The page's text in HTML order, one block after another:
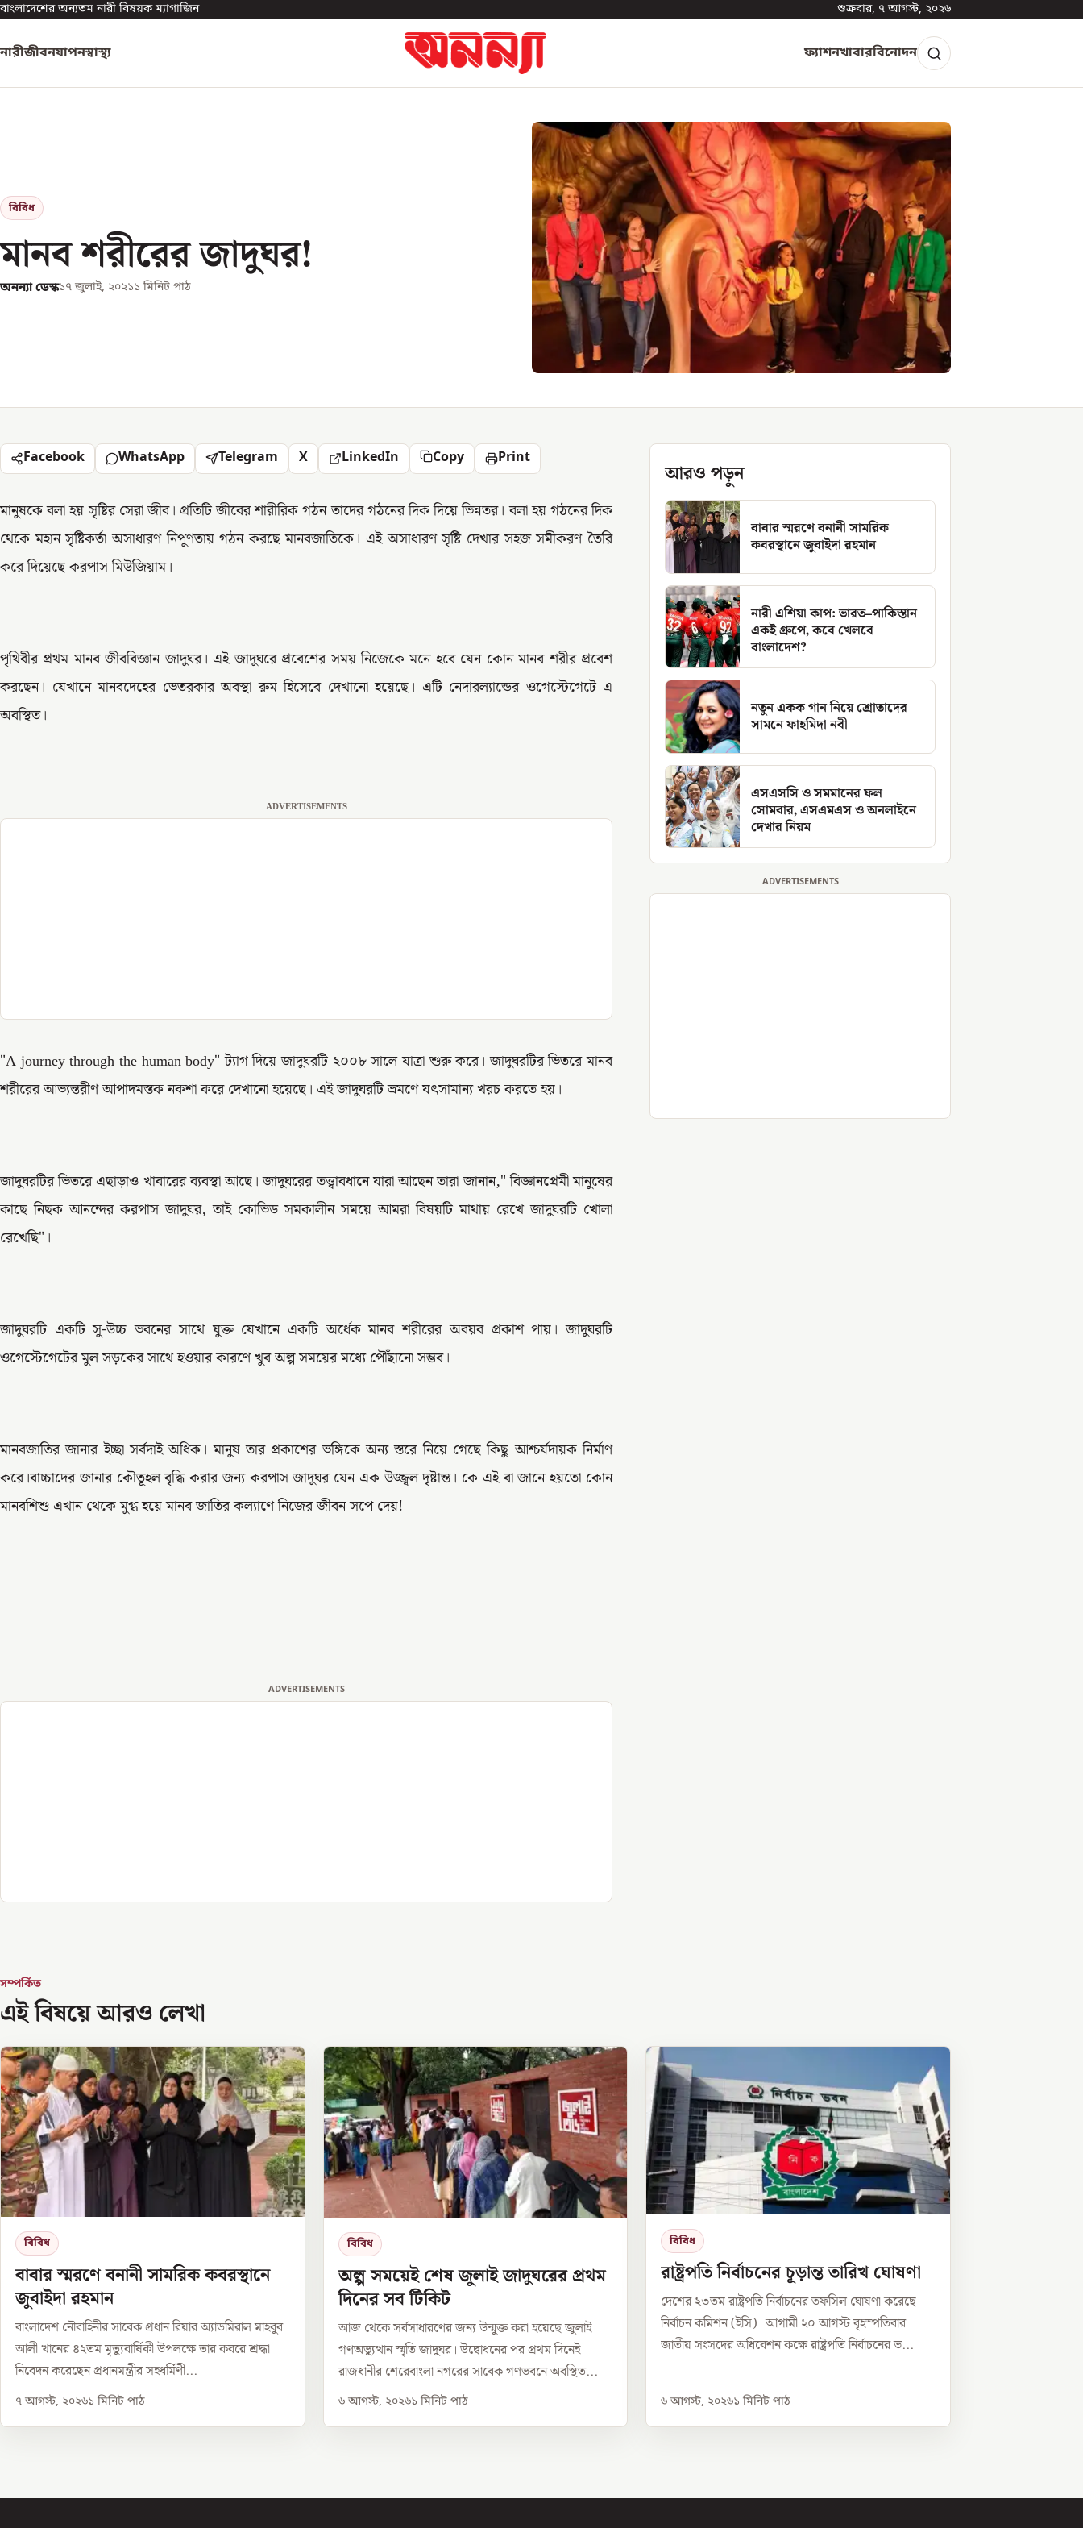
বাংলাদেশের অন্যতম নারী বিষয়ক ম্যাগাজিন শুক্রবার, ৭ আগস্ট, ২০২৬
নারীজীবনযাপনস্বাস্থ্য ফ্যাশনখাবারবিনোদন
বিবিধ
মানব শরীরের জাদুঘর!
অনন্যা ডেস্ক১৭ জুলাই, ২০২১১ মিনিট পাঠ
Facebook WhatsApp Telegram X LinkedIn Copy Print
মানুষকে বলা হয় সৃষ্টির সেরা জীব। প্রতিটি জীবের শারীরিক গঠন তাদের গঠনের দিক দিয়ে ভিন্নতর। বলা হয় গঠনের দিক
থেকে মহান সৃষ্টিকর্তা অসাধারণ নিপুণতায় গঠন করছে মানবজাতিকে। এই অসাধারণ সৃষ্টি দেখার সহজ সমীকরণ তৈরি
করে দিয়েছে করপাস মিউজিয়াম।
পৃথিবীর প্রথম মানব জীববিজ্ঞান জাদুঘর। এই জাদুঘরে প্রবেশের সময় নিজেকে মনে হবে যেন কোন মানব শরীর প্রবেশ
করছেন। যেখানে মানবদেহের ভেতরকার অবস্থা রুম হিসেবে দেখানো হয়েছে। এটি নেদারল্যান্ডের ওগেস্টেগেটে এ
অবস্থিত।
ADVERTISEMENTS
"A journey through the human body" ট্যাগ দিয়ে জাদুঘরটি ২০০৮ সালে যাত্রা শুরু করে। জাদুঘরটির ভিতরে মানব
শরীরের আভ্যন্তরীণ আপাদমস্তক নকশা করে দেখানো হয়েছে। এই জাদুঘরটি ভ্রমণে যৎসামান্য খরচ করতে হয়।
জাদুঘরটির ভিতরে এছাড়াও খাবারের ব্যবস্থা আছে। জাদুঘরের তত্ত্বাবধানে যারা আছেন তারা জানান," বিজ্ঞানপ্রেমী মানুষের
কাছে নিছক আনন্দের করপাস জাদুঘর, তাই কোভিড সমকালীন সময়ে আমরা বিষয়টি মাথায় রেখে জাদুঘরটি খোলা
রেখেছি"।
জাদুঘরটি একটি সু-উচ্চ ভবনের সাথে যুক্ত যেখানে একটি অর্ধেক মানব শরীরের অবয়ব প্রকাশ পায়। জাদুঘরটি
ওগেস্টেগেটের মুল সড়কের সাথে হওয়ার কারণে খুব অল্প সময়ের মধ্যে পৌঁছানো সম্ভব।
মানবজাতির জানার ইচ্ছা সর্বদাই অধিক। মানুষ তার প্রকাশের ভঙ্গিকে অন্য স্তরে নিয়ে গেছে কিছু আশ্চর্যদায়ক নির্মাণ
করে।বাচ্চাদের জানার কৌতূহল বৃদ্ধি করার জন্য করপাস জাদুঘর যেন এক উজ্জ্বল দৃষ্টান্ত। কে এই বা জানে হয়তো কোন
মানবশিশু এখান থেকে মুগ্ধ হয়ে মানব জাতির কল্যাণে নিজের জীবন সপে দেয়!
ADVERTISEMENTS
আরও পড়ুন
বাবার স্মরণে বনানী সামরিক
কবরস্থানে জুবাইদা রহমান
নারী এশিয়া কাপ: ভারত–পাকিস্তান
একই গ্রুপে, কবে খেলবে
বাংলাদেশ?
নতুন একক গান নিয়ে শ্রোতাদের
সামনে ফাহমিদা নবী
এসএসসি ও সমমানের ফল
সোমবার, এসএমএস ও অনলাইনে
দেখার নিয়ম
ADVERTISEMENTS
সম্পর্কিত
এই বিষয়ে আরও লেখা
বিবিধ
বাবার স্মরণে বনানী সামরিক কবরস্থানে
জুবাইদা রহমান
বাংলাদেশ নৌবাহিনীর সাবেক প্রধান রিয়ার অ্যাডমিরাল মাহবুব
আলী খানের ৪২তম মৃত্যুবার্ষিকী উপলক্ষে তার কবরে শ্রদ্ধা
নিবেদন করেছেন প্রধানমন্ত্রীর সহধর্মিণী...
৭ আগস্ট, ২০২৬১ মিনিট পাঠ
বিবিধ
অল্প সময়েই শেষ জুলাই জাদুঘরের প্রথম
দিনের সব টিকিট
আজ থেকে সর্বসাধারণের জন্য উন্মুক্ত করা হয়েছে জুলাই
গণঅভ্যুত্থান স্মৃতি জাদুঘর। উদ্বোধনের পর প্রথম দিনেই
রাজধানীর শেরেবাংলা নগরের সাবেক গণভবনে অবস্থিত...
৬ আগস্ট, ২০২৬১ মিনিট পাঠ
বিবিধ
রাষ্ট্রপতি নির্বাচনের চূড়ান্ত তারিখ ঘোষণা
দেশের ২৩তম রাষ্ট্রপতি নির্বাচনের তফসিল ঘোষণা করেছে
নির্বাচন কমিশন (ইসি)। আগামী ২০ আগস্ট বৃহস্পতিবার
জাতীয় সংসদের অধিবেশন কক্ষে রাষ্ট্রপতি নির্বাচনের ভ...
৬ আগস্ট, ২০২৬১ মিনিট পাঠ